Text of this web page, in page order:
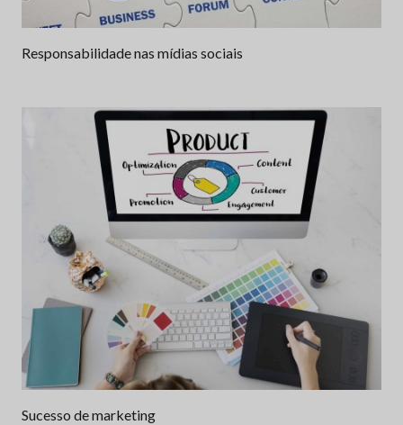
Responsabilidade nas mídias sociais
Sucesso de marketing